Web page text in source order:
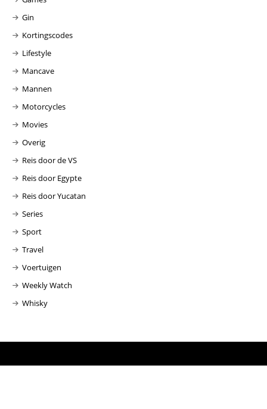
Gin
Kortingscodes
Lifestyle
Mancave
Mannen
Motorcycles
Movies
Overig
Reis door de VS
Reis door Egypte
Reis door Yucatan
Series
Sport
Travel
Voertuigen
Weekly Watch
Whisky